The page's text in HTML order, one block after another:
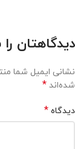
دیدگاهتان
نشانی ایمیل شما
شده‌اند *
دیدگاه *